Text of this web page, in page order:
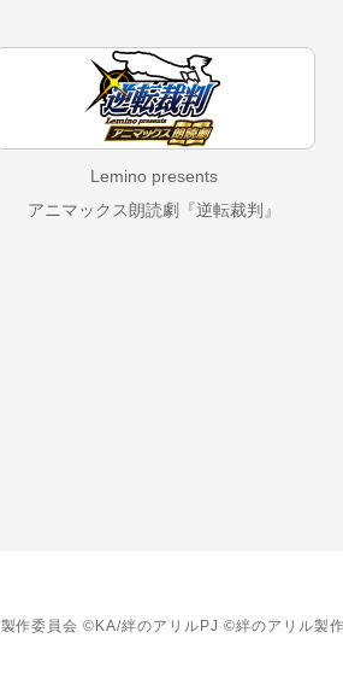
Lemino presents
アニマックス朗読劇『逆転裁判』
作委員会 ©KA/絆のアリルPJ ©絆のアリル製